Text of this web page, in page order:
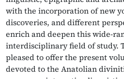
with the incorporation of new
discoveries, and different
enrich and deepen this wide-
interdisciplinary field of study.
pleased to offer the present
devoted to the Anatolian